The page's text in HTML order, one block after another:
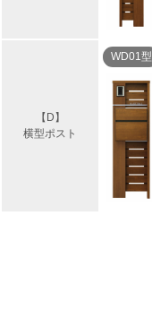
【D】
横型ポスト
WD01型